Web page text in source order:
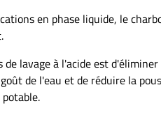
en phase liquide, le
de lavage à l'acide est
de l'eau et de réduire la